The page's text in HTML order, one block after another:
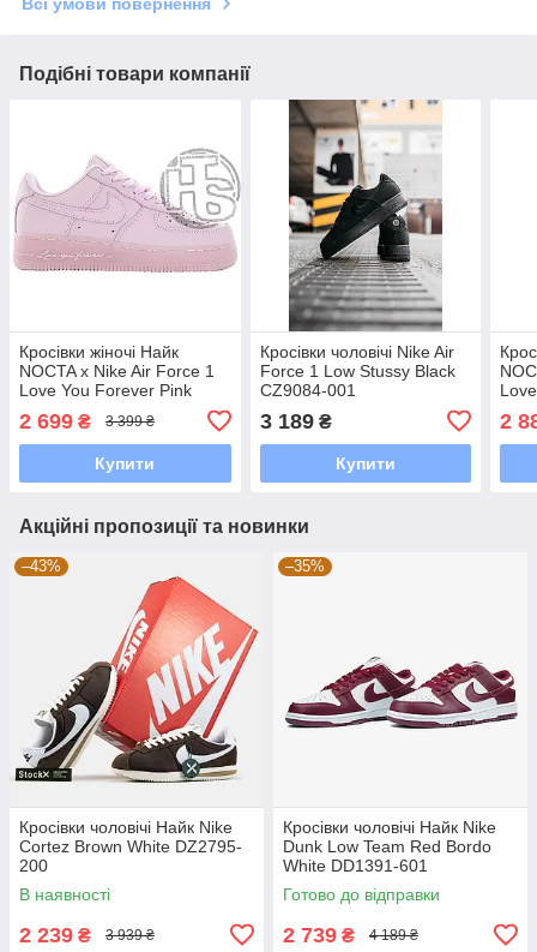
Всі умови повернення
Подібні товари компанії
Кросівки жіночі Найк
NOCTA x Nike Air Force 1
Love You Forever Pink
2 699 ₴ 3 399 ₴
Купити
Кросівки чоловічі Nike Air
Force 1 Low Stussy Black
CZ9084-001
3 189₴
Купити
2
Акційні пропозиції та новинки
–43%
Кросівки чоловічі Найк Nike
Cortez Brown White DZ2795-
200
В наявності
2 239 ₴ 3 939 ₴
–35%
Кросівки чоловічі Найк Nike
Dunk Low Team Red Bordo
White DD1391-601
Готово до відправки
2 739 ₴ 4 189 ₴